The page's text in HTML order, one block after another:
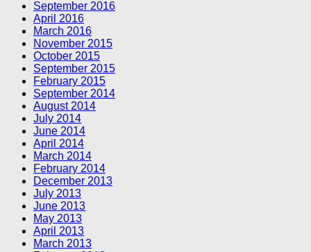
September 2016
April 2016
March 2016
November 2015
October 2015
September 2015
February 2015
September 2014
August 2014
July 2014
June 2014
April 2014
March 2014
February 2014
December 2013
July 2013
June 2013
May 2013
April 2013
March 2013